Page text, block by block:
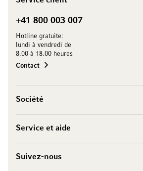
+41 800 003 007
Hotline gratuite:
lundi à vendredi de
8.00 à 18.00 heures
Contact
Société
Service et aide
Suivez-nous